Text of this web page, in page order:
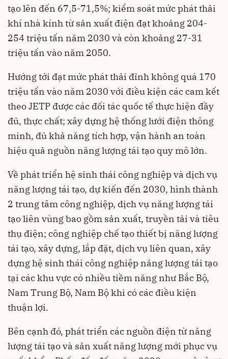
tạo lên đến 67,5-71,5%; kiểm soát mức phát thải
khí nhà kính từ sản xuất điện đạt khoảng 204-
254 triệu tấn năm 2030 và còn khoảng 27-31
triệu tấn vào năm 2050.
Hướng tới đạt mức phát thải đỉnh không quá 170
triệu tấn vào năm 2030 với điều kiện các cam kết
theo JETP được các đối tác quốc tế thực hiện đầy
đủ, thực chất; xây dựng hệ thống lưới điện thông
minh, đủ khả năng tích hợp, vận hành an toàn
hiệu quả nguồn năng lượng tái tạo quy mô lớn.
Về phát triển hệ sinh thái công nghiệp và dịch vụ
năng lượng tái tạo, dự kiến đến 2030, hình thành
2 trung tâm công nghiệp, dịch vụ năng lượng tái
tạo liên vùng bao gồm sản xuất, truyền tải và tiêu
thụ điện; công nghiệp chế tạo thiết bị năng lượng
tái tạo, xây dựng, lắp đặt, dịch vụ liên quan, xây
dựng hệ sinh thái công nghiệp năng lượng tái tạo
tại các khu vực có nhiều tiềm năng như Bắc Bộ,
Nam Trung Bộ, Nam Bộ khi có các điều kiện
thuận lợi.
Bên cạnh đó, phát triển các nguồn điện từ năng
lượng tái tạo và sản xuất năng lượng mới phục vụ